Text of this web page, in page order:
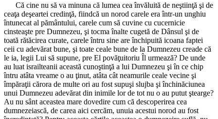
Că cine nu să va minuna că lumea cea învăluită de neştiinţă şi de
ceaţa deşeartei credinţă, fiindcă un norod carele era într-un unghiu
întunecat al pământului, carele cum să cuvine cu cucernicie
cinsteaşte pre Dumnezeu, şi tocma înalte cugetă de Dânsul şi de
toată rătăcirea curate, carele întru sine are închipuită icoana faptei
ceii cu adevărat bune, şi toate ceale bune de la Dumnezeu creade că
le ia, legii Lui să supune, pre El povăţuitoriu Îl urmează? De unde
au luat israilteanii această cunoştinţă a lui Dumnezeu şi în ce chip
întru atâta vreame o au ţinut, atâta cât neamurile ceale vecine şi
împăraţii cărora de multe ori au fost supuşi slujba şi închinăciunea
unui Dumnezeu adevărat din inimile lor de tot nu o au putut ştearge?
Au nu sânt aceastea mare dovedire cum că descoperirea cea
dumnezeiască, de carea aici cercăm, unuia acestui norod au fost